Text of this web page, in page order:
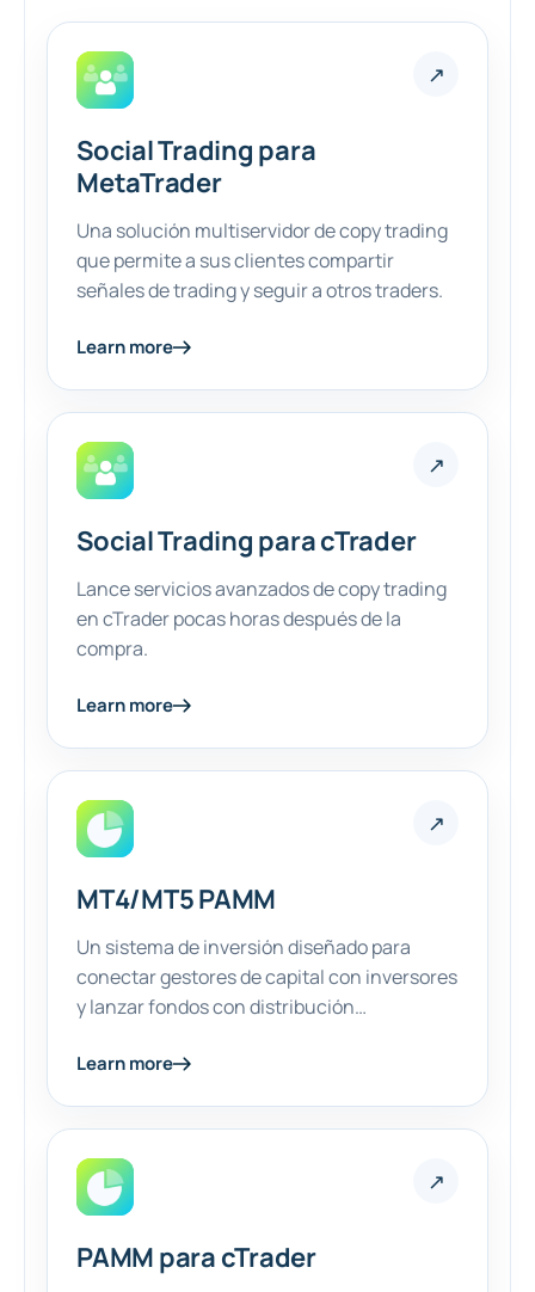
↗
Social Trading para
MetaTrader
Una solución multiservidor de copy trading
que permite a sus clientes compartir
señales de trading y seguir a otros traders.
Learn more
↗
Social Trading para cTrader
Lance servicios avanzados de copy trading
en cTrader pocas horas después de la
compra.
Learn more
↗
MT4/MT5 PAMM
Un sistema de inversión diseñado para
conectar gestores de capital con inversores
y lanzar fondos con distribución
Learn more
↗
PAMM para cTrader